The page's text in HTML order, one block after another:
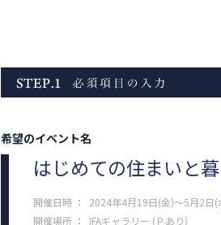
希望のイベント名
はじめての住まいと
開催日時 ：
2024年4月19日(金)～5月2
開催場所 ： IFAギャラリー (Ｐあり)